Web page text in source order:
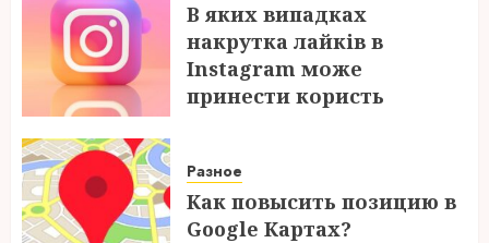
В яких випадках
накрутка лайків в
Instagram може
принести користь
Разное
Как повысить позицию в
Google Картах?